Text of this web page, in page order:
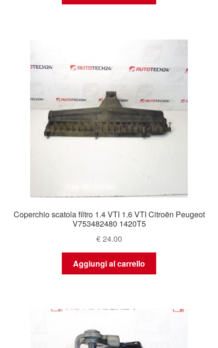
Coperchio scatola filtro 1.4 VTI 1.6 VTI Citroën Peugeot
V753482480 1420T5
€24.00
Aggiungi al carrello